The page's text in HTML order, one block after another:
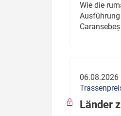
Wie die
06.08.2026
Länder